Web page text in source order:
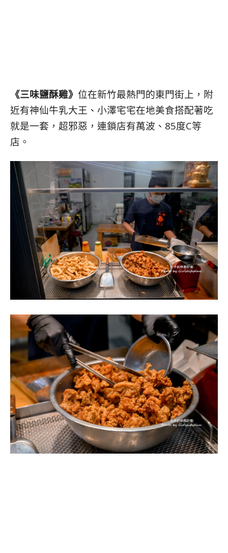
《三味鹽酥雞》 位在新竹最熱門的東門街上，附
近有神仙牛乳大王、小澤宅宅在地美食搭配著吃
就是一套，超邪惡，連鎖店有萬波、85度C等
店。